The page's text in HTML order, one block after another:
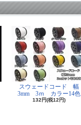
スウェードコード 幅
3mm 3ｍ カラー14色
132円(税12円)